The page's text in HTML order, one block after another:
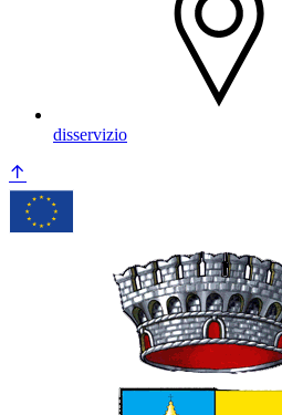
disservizio